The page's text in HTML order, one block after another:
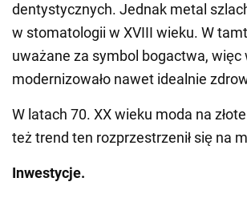
dentystycznych. Jednak metal
w stomatologii w XVIII wieku. W
uważane za symbol bogactwa,
modernizowało nawet idealnie
W latach 70. XX wieku moda na
też trend ten rozprzestrzenił się na
Inwestycje.